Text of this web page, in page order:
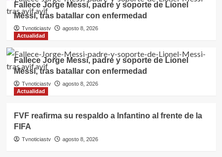
Fallece Jorge Messi, padre y soporte de Lionel
Messi, tras batallar con enfermedad
Tvnoticiastv
agosto 8, 2026
Actualidad
Fallece Jorge Messi, padre y soporte de Lionel
Messi, tras batallar con enfermedad
Tvnoticiastv
agosto 8, 2026
Actualidad
FVF reafirma su respaldo a Infantino al frente de la
FIFA
Tvnoticiastv agosto 8, 2026